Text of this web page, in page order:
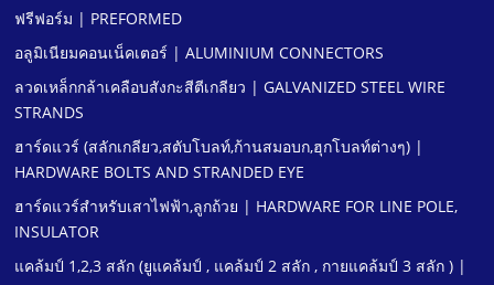
ฟรีฟอร์ม | PREFORMED
อลูมิเนียมคอนเน็คเตอร์ | ALUMINIUM CONNECTORS
ลวดเหล็กกล้าเคลือบสังกะสีตีเกลียว | GALVANIZED STEEL WIRE
STRANDS
ฮาร์ดแวร์ (สลักเกลียว,สตับโบลท์,ก้านสมอบก,ฮุกโบลท์ต่างๆ) |
HARDWARE BOLTS AND STRANDED EYE
ฮาร์ดแวร์สําหรับเสาไฟฟ้า,ลูกถ้วย | HARDWARE FOR LINE POLE,
INSULATOR
แคล้มป์ 1,2,3 สลัก (ยูแคล้มป์ , แคล้มป์ 2 สลัก , กายแคล้มป์ 3 สลัก ) |